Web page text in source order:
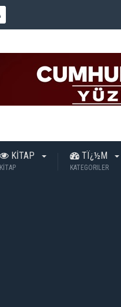
KİTAP
KİTAP
TÏ¿½M
KATEGORILER